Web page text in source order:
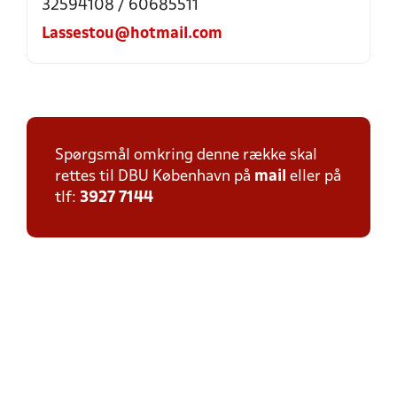
32594108 / 60685511
Lassestou@hotmail.com
Spørgsmål omkring denne række skal
rettes til DBU København på mail eller på
tlf: 3927 7144